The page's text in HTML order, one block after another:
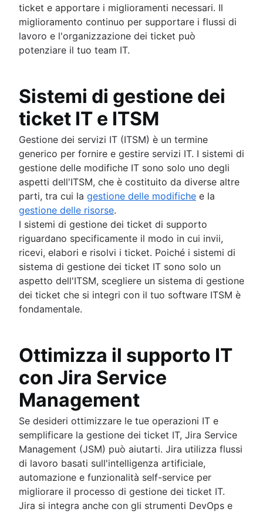
ticket e apportare i miglioramenti necessari. Il
miglioramento continuo per supportare i flussi di
lavoro e l'organizzazione dei ticket può
potenziare il tuo team IT.
Sistemi di gestione dei
ticket IT e ITSM
Gestione dei servizi IT (ITSM) è un termine
generico per fornire e gestire servizi IT. I sistemi di
gestione delle modifiche IT sono solo uno degli
aspetti dell'ITSM, che è costituito da diverse altre
parti, tra cui la gestione delle modifiche e la
gestione delle risorse.
I sistemi di gestione dei ticket di supporto
riguardano specificamente il modo in cui invii,
ricevi, elabori e risolvi i ticket. Poiché i sistemi di
sistema di gestione dei ticket IT sono solo un
aspetto dell'ITSM, scegliere un sistema di gestione
dei ticket che si integri con il tuo software ITSM è
fondamentale.
Ottimizza il supporto IT
con Jira Service
Management
Se desideri ottimizzare le tue operazioni IT e
semplificare la gestione dei ticket IT, Jira Service
Management (JSM) può aiutarti. Jira utilizza flussi
di lavoro basati sull'intelligenza artificiale,
automazione e funzionalità self-service per
migliorare il processo di gestione dei ticket IT.
Jira si integra anche con gli strumenti DevOps e